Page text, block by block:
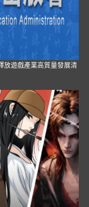
放遊戲產業高質量發展清